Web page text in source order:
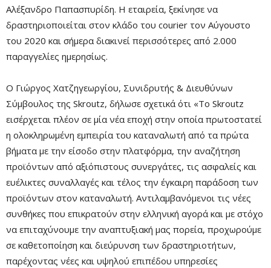
Αλέξανδρο Παπασπυρίδη. Η εταιρεία, ξεκίνησε να
δραστηριοποιείται στον κλάδο του courier τον Αύγουστο
του 2020 και σήμερα διακινεί περισσότερες από 2.000
παραγγελίες ημερησίως.
Ο Γιώργος Χατζηγεωργίου, Συνιδρυτής & Διευθύνων
Σύμβουλος της Skroutz, δήλωσε σχετικά ότι «Το Skroutz
εισέρχεται πλέον σε μία νέα εποχή στην οποία πρωτοστατεί
η ολοκληρωμένη εμπειρία του καταναλωτή από τα πρώτα
βήματα με την είσοδο στην πλατφόρμα, την αναζήτηση
προϊόντων από αξιόπιστους συνεργάτες, τις ασφαλείς και
ευέλικτες συναλλαγές και τέλος την έγκαιρη παράδοση των
προϊόντων στον καταναλωτή. Αντιλαμβανόμενοι τις νέες
συνθήκες που επικρατούν στην ελληνική αγορά και με στόχο
να επιταχύνουμε την αναπτυξιακή μας πορεία, προχωρούμε
σε καθετοποίηση και διεύρυνση των δραστηριοτήτων,
παρέχοντας νέες και υψηλού επιπέδου υπηρεσίες